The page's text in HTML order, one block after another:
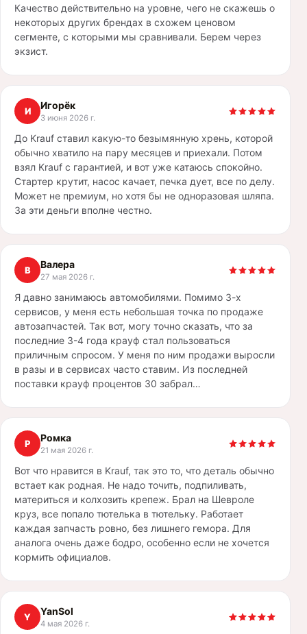
Качество действительно на уровне, чего не скажешь о
некоторых других брендах в схожем ценовом
сегменте, с которыми мы сравнивали. Берем через
экзист.
И Игорёк
3 июня 2026 г.
До Krauf ставил какую-то безымянную хрень, которой
обычно хватило на пару месяцев и приехали. Потом
взял Krauf с гарантией, и вот уже катаюсь спокойно.
Стартер крутит, насос качает, печка дует, все по делу.
Может не премиум, но хотя бы не одноразовая шляпа.
За эти деньги вполне честно.
В Валера
27 мая 2026 г.
Я давно занимаюсь автомобилями. Помимо 3-х
сервисов, у меня есть небольшая точка по продаже
автозапчастей. Так вот, могу точно сказать, что за
последние 3-4 года крауф стал пользоваться
приличным спросом. У меня по ним продажи выросли
в разы и в сервисах часто ставим. Из последней
поставки крауф процентов 30 забрал…
Р Ромка
21 мая 2026 г.
Вот что нравится в Krauf, так это то, что деталь обычно
встает как родная. Не надо точить, подпиливать,
материться и колхозить крепеж. Брал на Шевроле
круз, все попало тютелька в тютельку. Работает
каждая запчасть ровно, без лишнего гемора. Для
аналога очень даже бодро, особенно если не хочется
кормить официалов.
Y YanSol
4 мая 2026 г.